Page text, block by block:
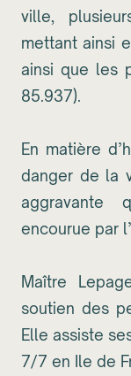
ville,
mettant ainsi
ainsi que les
85.937).
En matière
danger de la
aggravante
encourue par
Maître
soutien des
Elle assiste
7/7 en Ile de